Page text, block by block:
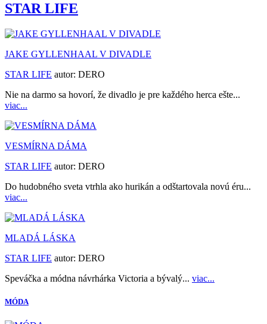
STAR LIFE
JAKE GYLLENHAAL V DIVADLE
STAR LIFE autor: DERO
Nie na darmo sa hovorí, že divadlo je pre každého herca ešte...
viac...
VESMÍRNA DÁMA
STAR LIFE autor: DERO
Do hudobného sveta vtrhla ako hurikán a odštartovala novú éru...
viac...
MLADÁ LÁSKA
STAR LIFE autor: DERO
Speváčka a módna návrhárka Victoria a bývalý... viac...
MÓDA